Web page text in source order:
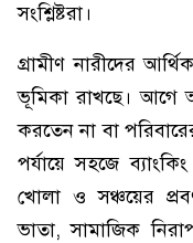
সংশ্লিষ্টরা।
গ্রামীণ নারীদের
ভূমিকা রাখছে। আগে
করতেন না বা
পর্যায়ে সহজে
খোলা ও সঞ্চয়ের
ভাতা, সামাজিক